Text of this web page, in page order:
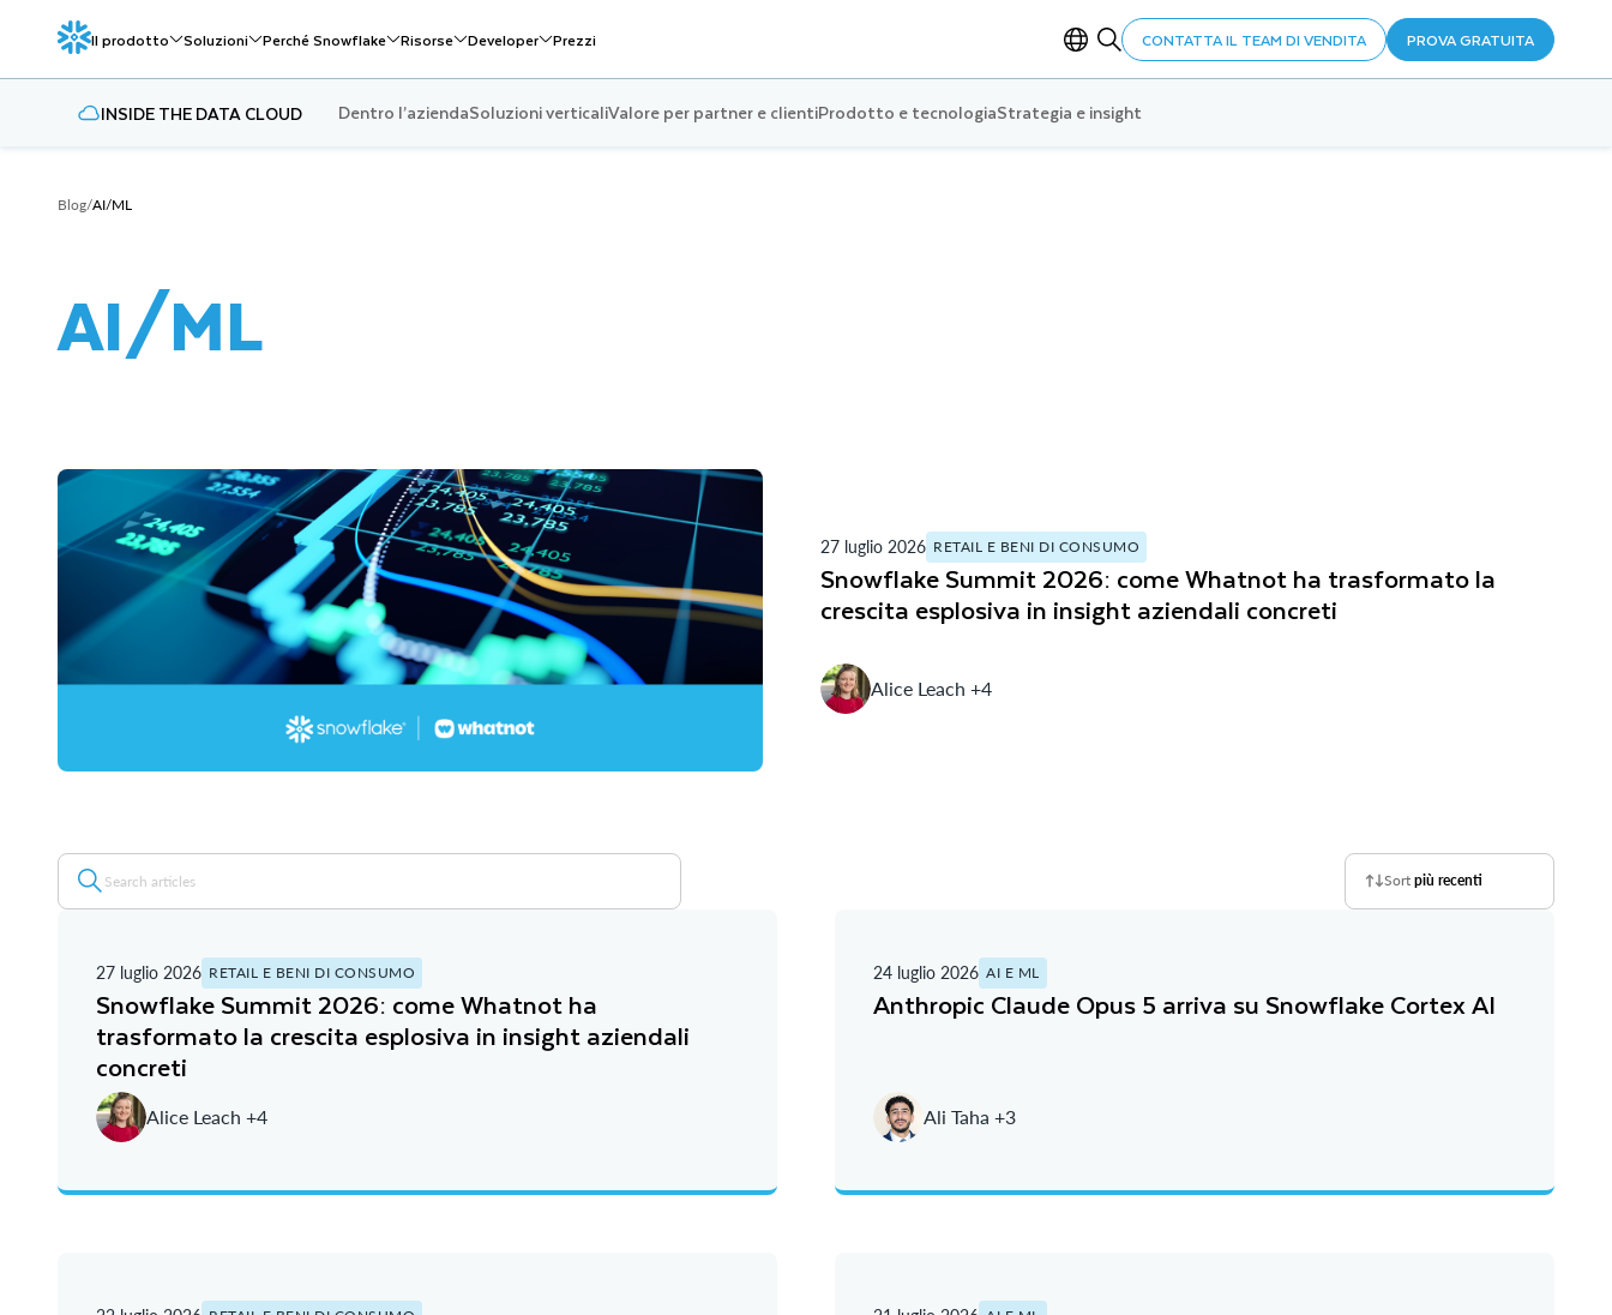
Il prodotto Soluzioni Perché Snowflake Risorse Developer Prezzi CONTATTA IL TEAM DI VENDITA PROVA GRATUITA
INSIDE THE DATA CLOUD Dentro l’aziendaSoluzioni verticaliValore per partner e clientiProdotto e tecnologiaStrategia e insight
Blog/AI/ML
AI/ML
27 luglio 2026 RETAIL E BENI DI CONSUMO
Snowflake Summit 2026: come Whatnot ha trasformato la
crescita esplosiva in insight aziendali concreti
Alice Leach +4
Sort più recenti
27 luglio 2026 RETAIL E BENI DI CONSUMO
Snowflake Summit 2026: come Whatnot ha
trasformato la crescita esplosiva in insight aziendali
concreti
Alice Leach +4
24 luglio 2026 AI E ML
Anthropic Claude Opus 5 arriva su Snowflake Cortex AI
Ali Taha +3